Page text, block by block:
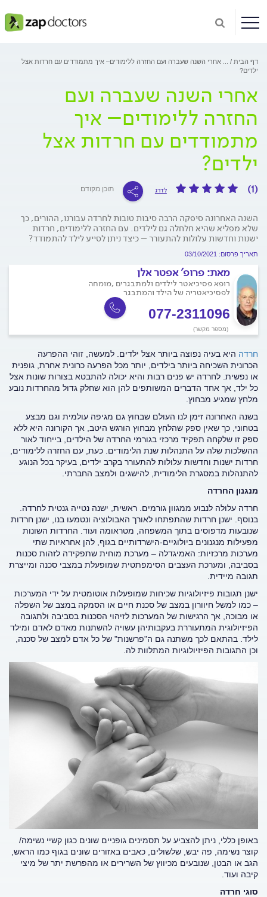
דף הבית
אחרי השנה שעברה ועם החזרה ללימודים– איך מתמודדים עם חרדות אצל
ילדים?
אחרי השנה שעברה ועם
החזרה ללימודים– איך
מתמודדים עם חרדות אצל
ילדים?
(1) לדרג תוכן מקודם
השנה האחרונה סיפקה הרבה סיבות טובות לחרדה עבורנו, ההורים, כך
שלא מפליא שהיא חלחלה גם לילדים. עם החזרה ללימודים, חרדות
ישנות וחדשות עלולות להתעורר – כיצד ניתן לסייע לילד להתמודד?
תאריך פרסום: 03/10/2021
מאת: פרופ' אפטר אלן
רופא פסיכיאטר לילדים ולמתבגרים ,מומחה
לפסיכיאטריה של הילד והמתבגר
077-2311096
(מספר מקשר)
חרדה היא בעיה נפוצה ביותר אצל ילדים. למעשה, זוהי ההפרעה
הכרונית השכיחה ביותר בילדים, יותר מכל הפרעה כרונית אחרת, גופנית
או נפשית. לחרדה יש פנים רבות והיא יכולה להתבטא בצורות שונות אצל
כל ילד, אך אחד הדברים המשותפים להן הוא שחלק גדול מהחרדות נובע
מלחץ שמגיע מבחוץ.
בשנה האחרונה זימן לנו העולם שבחוץ גם מגיפה עולמית וגם מבצע
בטחוני, כך שאין ספק שהלחץ מבחוץ הורגש היטב, אך הקורונה היא ללא
ספק זו שלקחה תפקיד מרכזי בגורמי החרדה של הילדים, בייחוד לאור
ההשלכות שלה על התנהלות שנת הלימודים. כעת, עם החזרה ללימודים,
חרדות ישנות וחדשות עלולות להתעורר בקרב ילדים, בעיקר בכל הנוגע
להתנהלות במסגרת הלימודית, להישגים ולמצב החברתי.
מנגנון החרדה
חרדה עלולה לנבוע ממגוון גורמים. ראשית, ישנה נטייה גנטית לחרדה.
בנוסף. ישנן חרדות שהתפתחו לאורך האבולוציה ונטמעו בנו, ישנן חרדות
שנובעות מדפוסים בתוך המשפחה, מטראומה ועוד. החרדות השונות
מפעילות מנגנונים ביולוגיים-הישרדותיים בגוף, להן אחראיות שתי
מערכות מרכזיות: האמיגדלה – מערכת מוחית שתפקידה לזהות סכנות
בסביבה, ומערכת העצבים הסימפתטית שמופעלת במצבי סכנה ומייצרת
תגובה מיידית.
ישנן תגובות פיזיולוגיות שכיחות שמופעלות אוטומטית על ידי המערכות
– כמו למשל חיוורון במצב של סכנת חיים או הסמקה במצב של השפלה
או מבוכה, אך הרגישות של המערכות לזיהוי הסכנות בסביבה ולתגובה
הפיזיולוגית המתעוררת בעקבותיהן עשויה להשתנות מאדם לאדם ומילד
לילד. בהתאם לכך משתנה גם ה"פרשנות" של כל אדם למצב של סכנה,
וכן התגובות הפיזיולוגיות המתלוות לה.
באופן כללי, ניתן להצביע על תסמינים גופניים שונים כגון קשיי נשימה/
קוצר נשימה, פה יבש, שלשולים, כאבים באזורים שונים בגוף כמו הראש,
הגב או הבטן, שנובעים מכיווץ של השרירים או מהפרשת יתר של מיצי
קיבה ועוד.
סוגי חרדה